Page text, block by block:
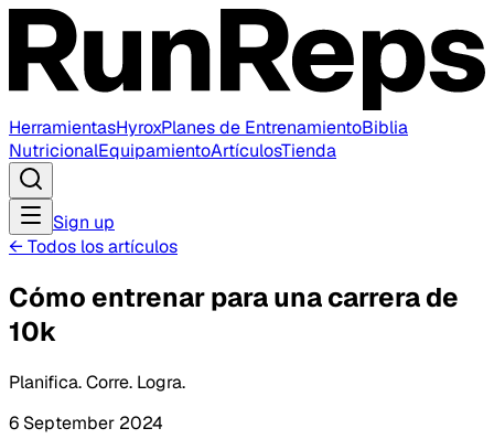
HerramientasHyroxPlanes de EntrenamientoBiblia
NutricionalEquipamientoArtículosTienda
Sign up
← Todos los artículos
Cómo entrenar para una carrera de
10k
Planifica. Corre. Logra.
6 September 2024